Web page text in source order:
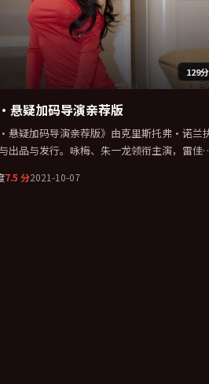
129
悬疑加码导演亲荐版
·悬疑加码导演亲荐版》由克里斯托弗·诺兰
出品与发行。咏梅、朱一龙领衔主演，雷佳
以「传记」类型为骨架，在叙事、表演与视听
7.5 分2021-10-07